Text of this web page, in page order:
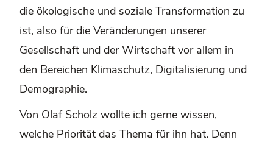
die ökologische und soziale Transformation zu
ist, also für die Veränderungen unserer
Gesellschaft und der Wirtschaft vor allem in
den Bereichen Klimaschutz, Digitalisierung und
Demographie.
Von Olaf Scholz wollte ich gerne wissen,
welche Priorität das Thema für ihn hat. Denn